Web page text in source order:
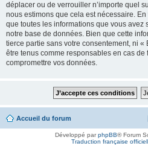
déplacer ou de verrouiller n’importe quel
nous estimons que cela est nécessaire.
que toutes les informations que vous avez
notre base de données. Bien que cette
tierce partie sans votre consentement, ni
être tenus comme responsables en cas
compromettre vos données.
Accueil du forum
Développé parphpBB® Forum
Traduction française